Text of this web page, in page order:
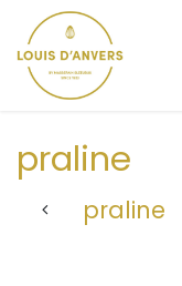
Overslaan naar inhoud
praline
praline